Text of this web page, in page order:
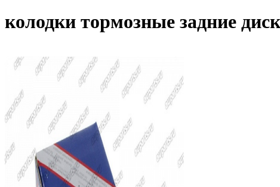
колодки тормозные задние